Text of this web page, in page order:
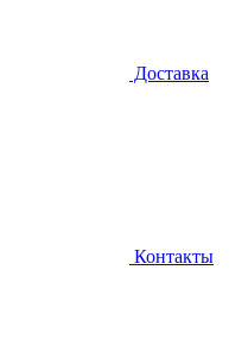
Доставка
Контакты